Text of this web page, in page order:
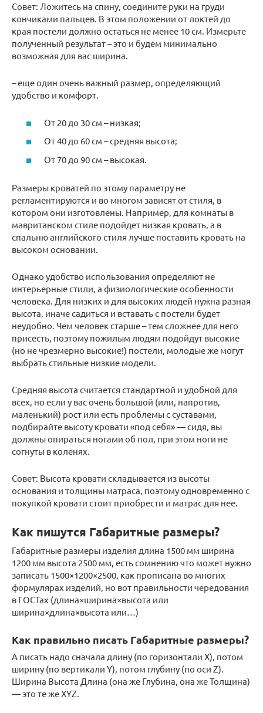
Совет: Ложитесь на спину, соедините руки на груди
кончиками пальцев. В этом положении от локтей до
края постели должно остаться не менее 10 см. Измерьте
полученный результат – это и будем минимально
возможная для вас ширина.
– еще один очень важный размер, определяющий
удобство и комфорт.
От 20 до 30 см – низкая;
От 40 до 60 см – средняя высота;
От 70 до 90 см – высокая.
Размеры кроватей по этому параметру не
регламентируются и во многом зависят от стиля, в
котором они изготовлены. Например, для комнаты в
мавританском стиле подойдет низкая кровать, а в
спальню английского стиля лучше поставить кровать на
высоком основании.
Однако удобство использования определяют не
интерьерные стили, а физиологические особенности
человека. Для низких и для высоких людей нужна разная
высота, иначе садиться и вставать с постели будет
неудобно. Чем человек старше – тем сложнее для него
присесть, поэтому пожилым людям подойдут высокие
(но не чрезмерно высокие!) постели, молодые же могут
выбрать стильные низкие модели.
Средняя высота считается стандартной и удобной для
всех, но если у вас очень большой (или, напротив,
маленький) рост или есть проблемы с суставами,
подбирайте высоту кровати «под себя» — сидя, вы
должны опираться ногами об пол, при этом ноги не
согнуты в коленях.
Совет: Высота кровати складывается из высоты
основания и толщины матраса, поэтому одновременно с
покупкой кровати стоит приобрести и матрас для нее.
Как пишутся Габаритные размеры?
Габаритные размеры изделия длина 1500 мм ширина
1200 мм высота 2500 мм, есть сомнению что может нужно
записать 1500×1200×2500, как прописана во многих
формулярах изделий, но вот правильности чередования
в ГОСТах (длина×ширина×высота или
ширина×длина×высота или…)
Как правильно писать Габаритные размеры?
А писать надо сначала длину (по горизонтали Х), потом
ширину (по вертикали Y), потом глубину (по оси Z).
Ширина Высота Длина (она же Глубина, она же Толщина)
— это те же XYZ.